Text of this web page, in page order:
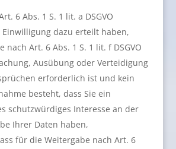
6 Abs. 1 S. 1 lit. a DSGVO
dazu erteilt haben,
nach Art. 6 Abs. 1 S. 1 lit. f DSGVO
Ausübung oder Verteidigung
erforderlich ist und kein
besteht, dass Sie ein
schutzwürdiges Interesse an der
Ihrer Daten haben,
für die Weitergabe nach Art. 6